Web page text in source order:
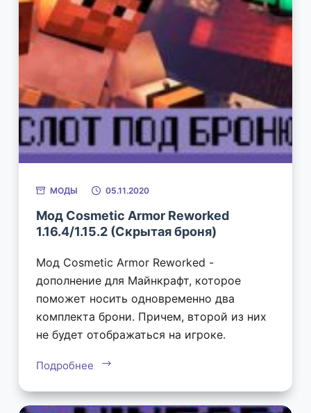
МОДЫ 05.11.2020
Мод Cosmetic Armor Reworked
1.16.4/1.15.2 (Скрытая броня)
Мод Cosmetic Armor Reworked -
дополнение для Майнкрафт, которое
поможет носить одновременно два
комплекта брони. Причем, второй из них
не будет отображаться на игроке.
Подробнее